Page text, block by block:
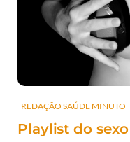
REDAÇÃO SAÚDE MINUTO
Playlist do sexo